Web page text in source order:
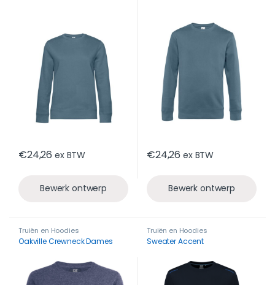
€24,26 ex BTW
Bewerk ontwerp
€24,26 ex BTW
Bewerk ontwerp
Truiën en Hoodies
Oakville Crewneck Dames
Truiën en Hoodies
Sweater Accent